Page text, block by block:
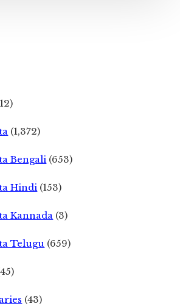
(1,372)
Bengali (653)
Hindi (153)
Kannada (3)
Telugu (659)
(43)